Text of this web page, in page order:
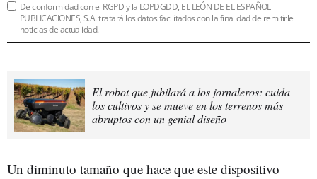
De conformidad con el RGPD y la LOPDGDD, EL LEÓN DE EL ESPAÑOL
PUBLICACIONES, S.A. tratará los datos facilitados con la finalidad de remitirle
noticias de actualidad.
El robot que jubilará a los jornaleros: cuida
los cultivos y se mueve en los terrenos más
abruptos con un genial diseño
Un diminuto tamaño que hace que este dispositivo